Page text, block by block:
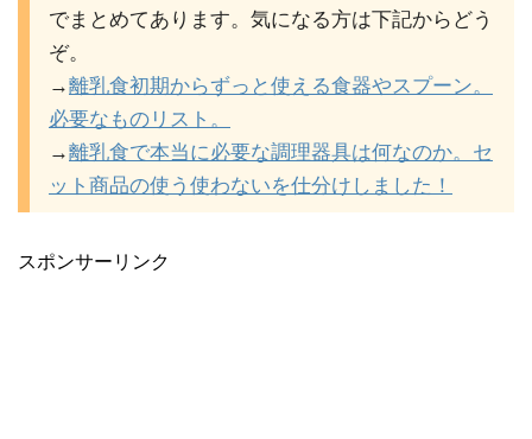
でまとめてあります。気になる方は下記からどう
ぞ。
→離乳食初期からずっと使える食器やスプーン。
必要なものリスト。
→離乳食で本当に必要な調理器具は何なのか。セ
ット商品の使う使わないを仕分けしました！
スポンサーリンク